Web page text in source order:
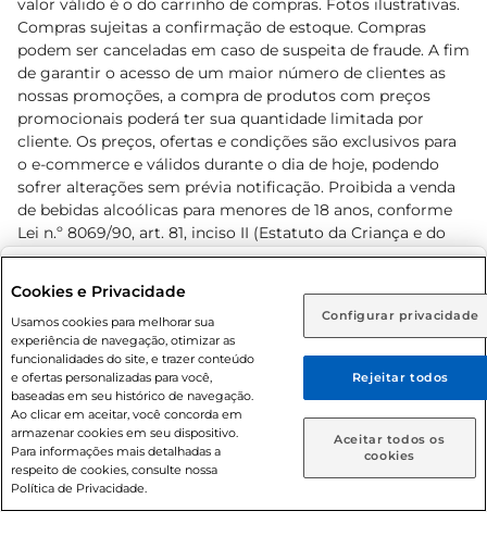
Rio de Janeiro (RJ) Goiás (GO)
Ou
Caso queira comprar online, informe como deseja receber
suas compras:
Entrega em casa Retire em Loja
valor válido é o do carrinho de compras. Fotos ilustrativas.
Compras sujeitas a confirmação de estoque. Compras
podem ser canceladas em caso de suspeita de fraude. A fim
de garantir o acesso de um maior número de clientes as
nossas promoções, a compra de produtos com preços
promocionais poderá ter sua quantidade limitada por
cliente. Os preços, ofertas e condições são exclusivos para
o e-commerce e válidos durante o dia de hoje, podendo
sofrer alterações sem prévia notificação. Proibida a venda
de bebidas alcoólicas para menores de 18 anos, conforme
Lei n.º 8069/90, art. 81, inciso II (Estatuto da Criança e do
Adolescente). Preços e condições exclusivos para o
prévio. O valor mínimo para as compras on-line é de R$
80,00.
© 2026 Copyright. Todos os direitos
reservados Prezunic.
Cookies e Privacidade
Usamos cookies para melhorar sua
experiência de navegação, otimizar as
funcionalidades do site, e trazer conteúdo
e ofertas personalizadas para você,
baseadas em seu histórico de navegação.
Ao clicar em aceitar, você concorda em
armazenar cookies em seu dispositivo.
Para informações mais detalhadas a
respeito de cookies, consulte nossa
Política de Privacidade.
Configurar privacidade
Rejeitar todos
Aceitar todos os
cookies